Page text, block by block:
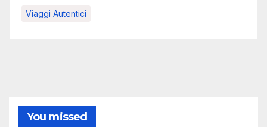
Viaggi Autentici
You missed